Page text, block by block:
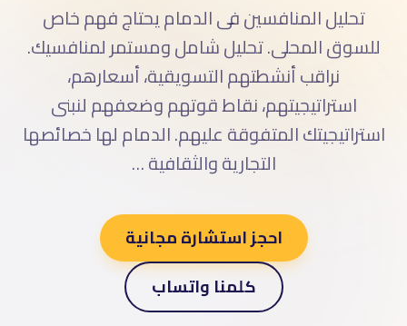
تحليل المنافسين فى الدمام يحتاج فهم خاص
للسوق المحلى. تحليل شامل ومستمر لمنافسيك.
نراقب أنشطتهم التسويقية، أسعارهم،
استراتيجيتهم، نقاط قوتهم وضعفهم لنبنى
استراتيجيتك المتفوقة عليهم. الدمام لها خصائصها
التجارية والثقافية …
احجز استشارة مجانية
كلمنا واتساب